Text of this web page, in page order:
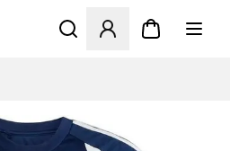
Åbner en Modal til at